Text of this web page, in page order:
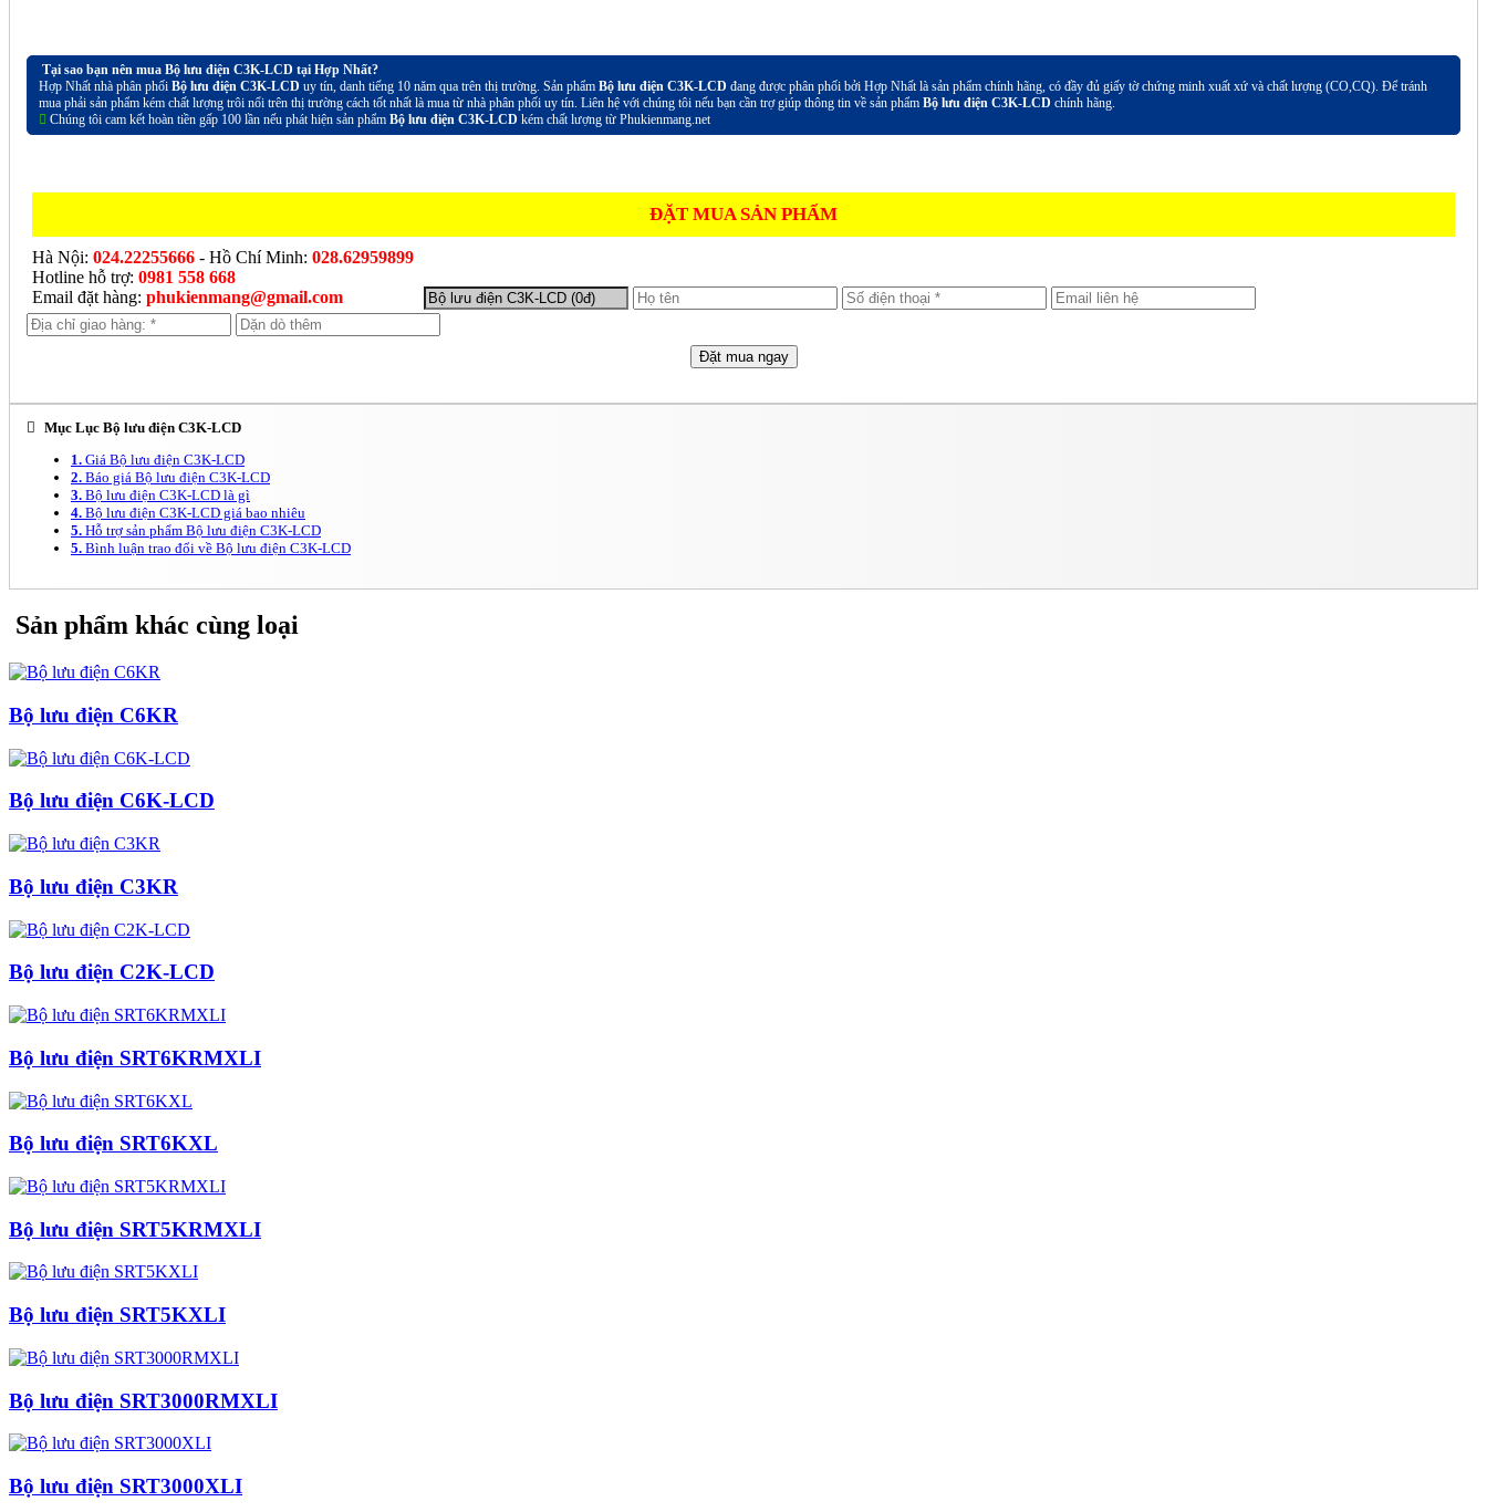
Tại sao bạn nên mua Bộ lưu điện C3K-LCD tại Hợp Nhất?
Hợp Nhất nhà phân phối Bộ lưu điện C3K-LCD uy tín, danh tiếng 10 năm qua trên thị trường. Sản phẩm Bộ lưu điện C3K-LCD đang được phân phối bởi Hợp Nhất là sản phẩm chính hãng, có đầy đủ giấy tờ chứng minh xuất xứ và chất lượng (CO,CQ). Để tránh
mua phải sản phẩm kém chất lượng trôi nổi trên thị trường cách tốt nhất là mua từ nhà phân phối uy tín. Liên hệ với chúng tôi nếu bạn cần trợ giúp thông tin về sản phẩm Bộ lưu điện C3K-LCD chính hãng.
Chúng tôi cam kết hoàn tiền gấp 100 lần nếu phát hiện sản phẩm Bộ lưu điện C3K-LCD kém chất lượng từ Phukienmang.net
ĐẶT MUA SẢN PHẨM
Hà Nội: 024.22255666 - Hồ Chí Minh: 028.62959899
Hotline hỗ trợ: 0981 558 668
Email đặt hàng: phukienmang@gmail.com
Mục Lục Bộ lưu điện C3K-LCD
1. Giá Bộ lưu điện C3K-LCD
2. Báo giá Bộ lưu điện C3K-LCD
3. Bộ lưu điện C3K-LCD là gì
4. Bộ lưu điện C3K-LCD giá bao nhiêu
5. Hỗ trợ sản phẩm Bộ lưu điện C3K-LCD
5. Bình luận trao đổi về Bộ lưu điện C3K-LCD
Sản phẩm khác cùng loại
Bộ lưu điện C6KR
Bộ lưu điện C6K-LCD
Bộ lưu điện C3KR
Bộ lưu điện C2K-LCD
Bộ lưu điện SRT6KRMXLI
Bộ lưu điện SRT6KXL
Bộ lưu điện SRT5KRMXLI
Bộ lưu điện SRT5KXLI
Bộ lưu điện SRT3000RMXLI
Bộ lưu điện SRT3000XLI